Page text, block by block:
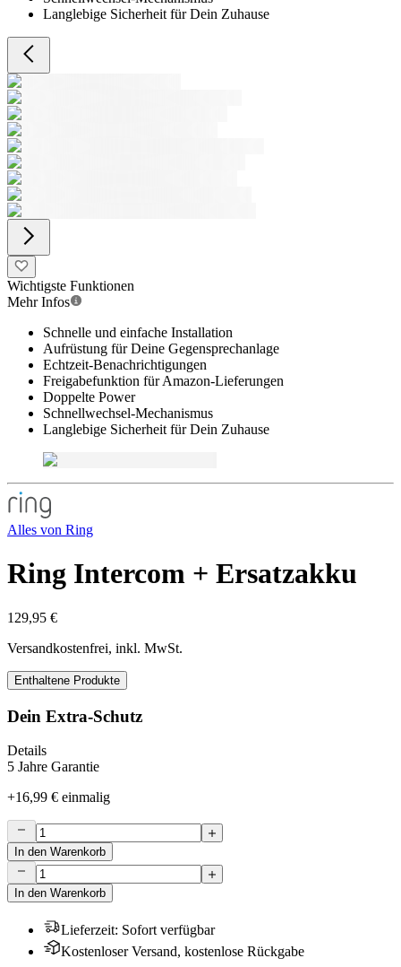
Langlebige Sicherheit für Dein Zuhause
Wichtigste Funktionen
Mehr Infos
Schnelle und einfache Installation
Aufrüstung für Deine Gegensprechanlage
Echtzeit-Benachrichtigungen
Freigabefunktion für Amazon-Lieferungen
Doppelte Power
Schnellwechsel-Mechanismus
Langlebige Sicherheit für Dein Zuhause
Alles von Ring
Ring Intercom + Ersatzakku
129,95 €
Versandkostenfrei, inkl. MwSt.
Enthaltene Produkte
Dein Extra-Schutz
Details
5 Jahre Garantie
+16,99 € einmalig
In den Warenkorb
In den Warenkorb
Lieferzeit: Sofort verfügbar
Kostenloser Versand, kostenlose Rückgabe